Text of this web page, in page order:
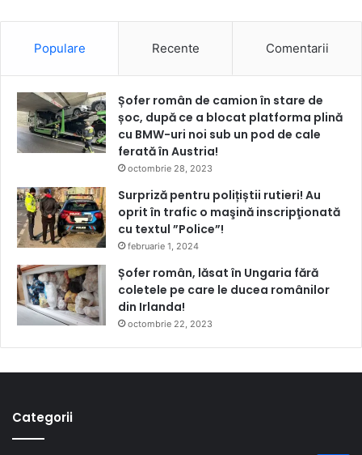
Populare Recente Comentarii
Șofer român de camion în stare de
șoc, după ce a blocat platforma plină
cu BMW-uri noi sub un pod de cale
ferată în Austria!
octombrie 28, 2023
Surpriză pentru polițiștii rutieri! Au
oprit în trafic o maşină inscripţionată
cu textul ”Police”!
februarie 1, 2024
Șofer român, lăsat în Ungaria fără
coletele pe care le ducea românilor
din Irlanda!
octombrie 22, 2023
Categorii